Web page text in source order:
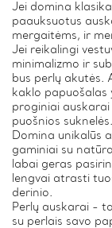
Jei domina
paauksuotus
mergaitėms, ir
Jei reikalingi
minimalizmo ir
bus perlų akutės.
kaklo papuošalas
proginiai
puošnios suknelės.
Domina unikalūs
gaminiai su
labai geras
lengvai atrasti
derinio.
Perlų auskarai -
su perlais savo